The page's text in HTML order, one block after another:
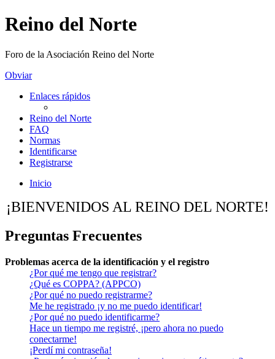
Reino del Norte
Foro de la Asociación Reino del Norte
Obviar
Enlaces rápidos
Reino del Norte
FAQ
Normas
Identificarse
Registrarse
Inicio
¡BIENVENIDOS AL REINO DEL NORTE!
Preguntas Frecuentes
Problemas acerca de la identificación y el registro
¿Por qué me tengo que registrar?
¿Qué es COPPA? (APPCO)
¿Por qué no puedo registrarme?
Me he registrado ¡y no me puedo identificar!
¿Por qué no puedo identificarme?
Hace un tiempo me registré, ¡pero ahora no puedo
conectarme!
¡Perdí mi contraseña!